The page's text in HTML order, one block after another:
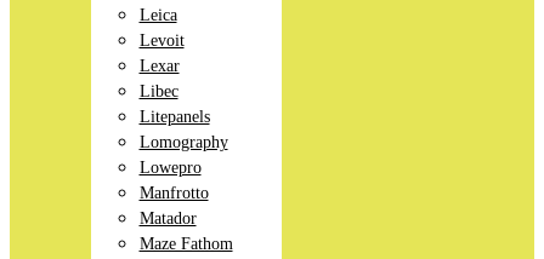
Leica
Levoit
Lexar
Libec
Litepanels
Lomography
Lowepro
Manfrotto
Matador
Maze Fathom